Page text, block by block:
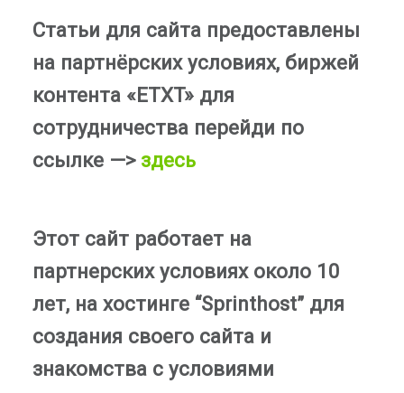
Статьи для сайта предоставлены
на партнёрских условиях, биржей
контента «ETXT» для
сотрудничества перейди по
ссылке —> здесь
Этот сайт работает на
партнерских условиях около 10
лет, на хостинге “Sprinthost” для
создания своего сайта и
знакомства с условиями